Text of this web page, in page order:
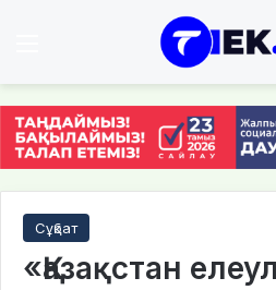
Сұқбат
«Қазақстан